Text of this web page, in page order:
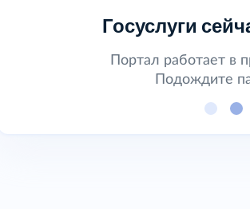
Госуслуги
Портал работает в
Подождите